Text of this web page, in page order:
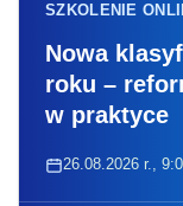
SZKOLENIE
Nowa
roku –
w praktyce
26.08.2026 r.,